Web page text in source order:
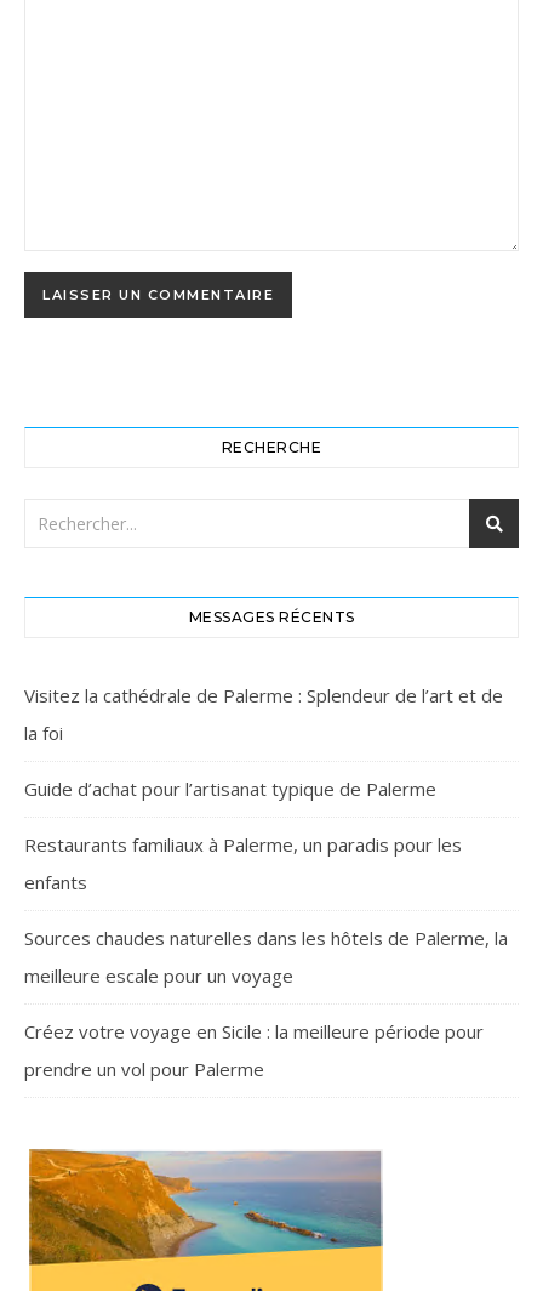
RECHERCHE
MESSAGES RÉCENTS
Visitez la cathédrale de Palerme : Splendeur de l’art et de
la foi
Guide d’achat pour l’artisanat typique de Palerme
Restaurants familiaux à Palerme, un paradis pour les
enfants
Sources chaudes naturelles dans les hôtels de Palerme, la
meilleure escale pour un voyage
Créez votre voyage en Sicile : la meilleure période pour
prendre un vol pour Palerme